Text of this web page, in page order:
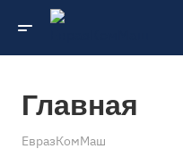
Главная
ЕвразКомМаш